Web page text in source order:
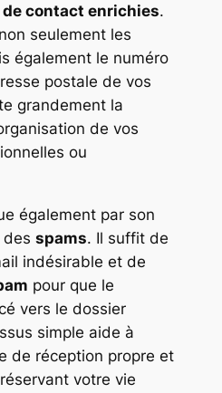
contact enrichies.
seulement les
également le numéro
postale de vos
grandement la
de vos
ou
également par son
spams. Il suffit de
indésirable et de
pour que le
vers le dossier
simple aide à
de réception propre et
votre vie